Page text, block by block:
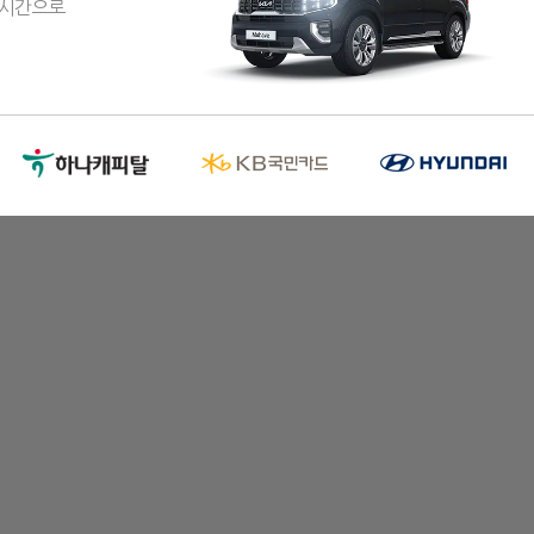
간으로